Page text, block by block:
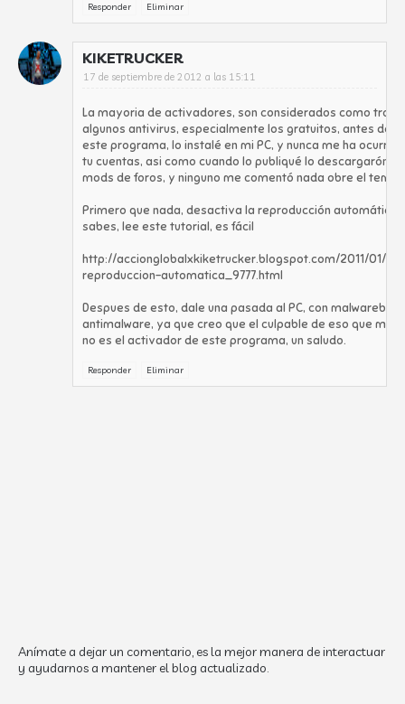
Responder Eliminar
KIKETRUCKER
17 de septiembre de 2012 a las 15:11
La mayoria de activadores, son considerados como
algunos antivirus, especialmente los gratuitos, antes de
este programa, lo instalé en mi PC, y nunca me ha
tu cuentas, asi como cuando lo publiqué lo descargarón
mods de foros, y ninguno me comentó nada obre el tema.
Primero que nada, desactiva la reproducción automática,
sabes, lee este tutorial, es fácil
http://accionglobalxkiketrucker.blogspot.com/2011/01/
reproduccion-automatica_9777.html
Despues de esto, dale una pasada al PC, con
antimalware, ya que creo que el culpable de eso que me
no es el activador de este programa, un saludo.
Responder Eliminar
Anímate a dejar un comentario, es la mejor manera de interactuar
y ayudarnos a mantener el blog actualizado.